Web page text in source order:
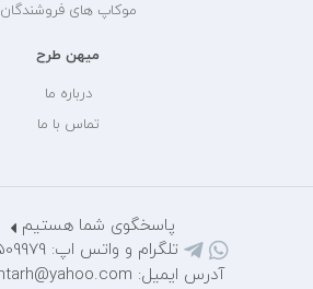
موکاپ های فروشندگان
میهن طرح
درباره ما
تماس با ما
پاسخگوی شما هستیم
تلگرام و واتس اپ: 09128509979
آدرس ایمیل: mihantarh@yahoo.com